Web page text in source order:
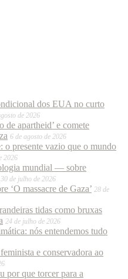
dos EUA no curto
de 2026
de apartheid’ e comete
6 de agosto de 2026
o presente vazio que o mundo
2026
mundial — sobre
30 de julho de 2026
‘O massacre de Gaza’ 28 de
tidas como bruxas
24 de julho de 2026
nós entendemos tudo
e conservadora ao
por que torcer para a